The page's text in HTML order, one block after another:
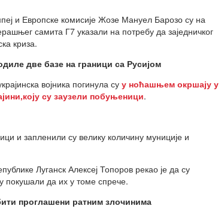
и Европске комисије Жозе Мануел Барозо су на
самита Г7 указали на потребу да заједничког
криза.
две базе на граници са Русијом
војника погинула су у ноћашњем окршају у
су заузели побуњеници.
и запленили су велику количину муниције и
Луганск Алексеј Топоров рекао је да су
покушали да их у томе спрече.
проглашени ратним злочинима